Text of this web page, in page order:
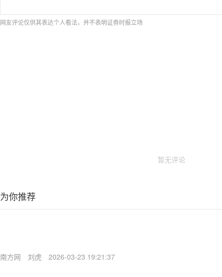
网友评论仅供其表达个人看法，并不表明证券时报立场
暂无评论
为你推荐
南方网 刘虎 2026-03-23 19:21:37